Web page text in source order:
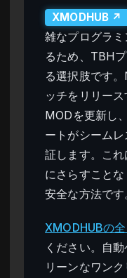
XMODHUB ↗
雑なプログラ
るため、TBH
る選択肢です
ッチをリリー
MODを更新し
ートがシーム
証します。こ
にさらすこと
安全な方法です
XMODHUBの
ください。自
リーンなワン